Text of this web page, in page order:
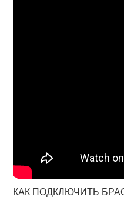
КАК ПОДКЛЮЧИТЬ